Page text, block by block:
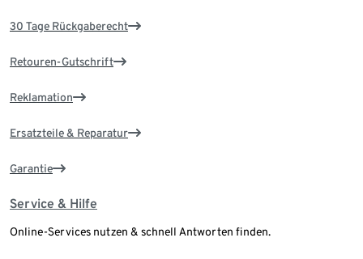
30 Tage Rückgaberecht
Retouren-Gutschrift
Reklamation
Ersatzteile & Reparatur
Garantie
Service & Hilfe
Online-Services nutzen & schnell Antworten finden.